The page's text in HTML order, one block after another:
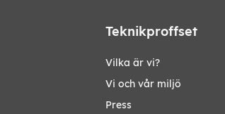
Teknikproffset
Vilka är vi?
Vi och vår miljö
Press